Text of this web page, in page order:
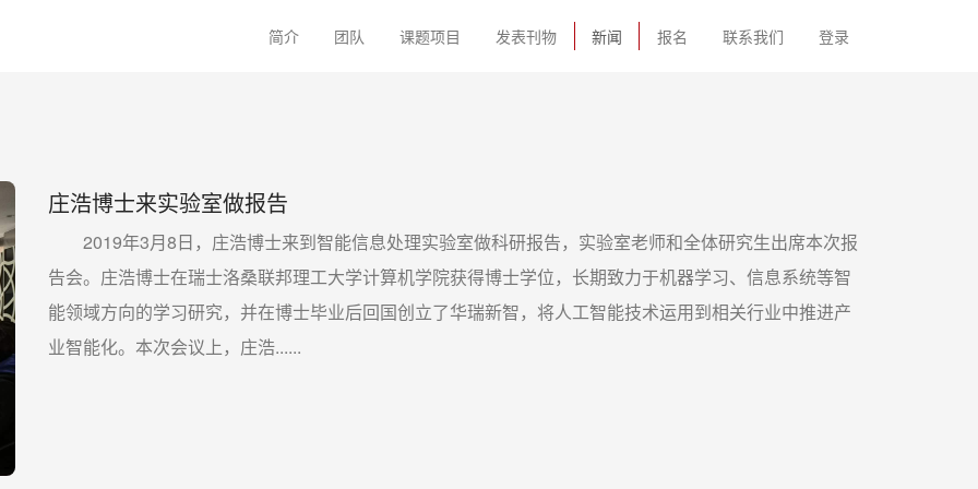
简介 团队 课题项目 发表刊物 新闻 报名 联系我们 登录
庄浩博士来实验室做报告
2019年3月8日，庄浩博士来到智能信息处理实验室做科研报告，实验室老师和全体研究生出席本次报
告会。庄浩博士在瑞士洛桑联邦理工大学计算机学院获得博士学位，长期致力于机器学习、信息系统等智
能领域方向的学习研究，并在博士毕业后回国创立了华瑞新智，将人工智能技术运用到相关行业中推进产
业智能化。本次会议上，庄浩......